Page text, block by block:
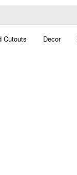
Cutouts Decor